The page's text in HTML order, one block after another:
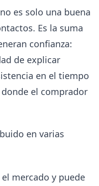
es solo una buena
Es la suma
confianza:
de explicar
en el tiempo
el comprador
en varias
mercado y puede